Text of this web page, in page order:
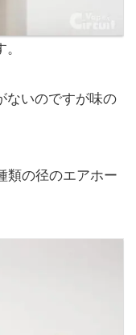
ないのですが味の
類の径のエアホー